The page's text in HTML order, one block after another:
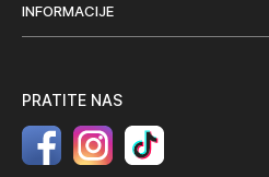
INFORMACIJE
PRATITE NAS